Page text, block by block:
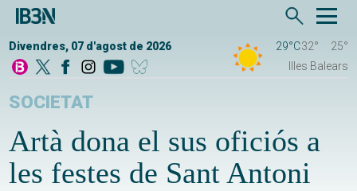
Divendres, 07 d'agost de 2026 29°C32°
25°
Illes Balears
SOCIETAT
Artà dona el sus oficiós a
les festes de Sant Antoni